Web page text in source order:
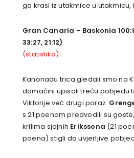
ga krasi iz utakmice u utakmicu,
Gran Canaria – Baskonia
33:27, 21:12)
(statistika)
Kanonadu trica gledali smo na
domaćini upisali treću pobjedu
Viktorije već drugi poraz.
s 21 poenom predvodili su
krilima sjajnih Erikssona (21
poena) stigli do uvjerljive